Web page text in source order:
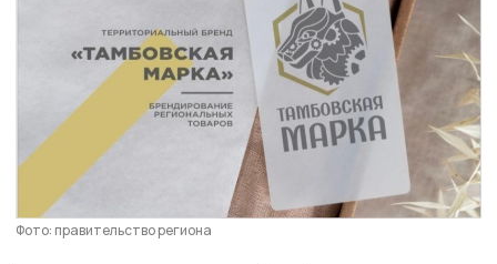
Фото: правительство региона